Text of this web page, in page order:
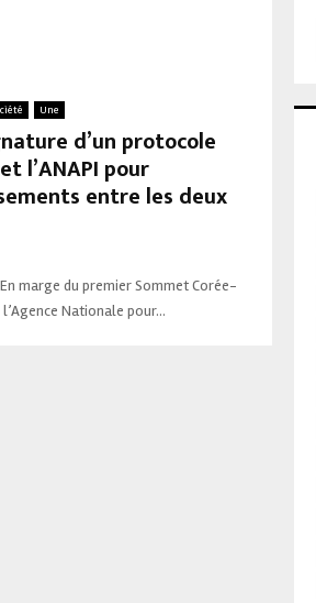
Une
d’un protocole
l’ANAPI pour
entre les deux
marge du premier Sommet Corée-
Nationale pour...